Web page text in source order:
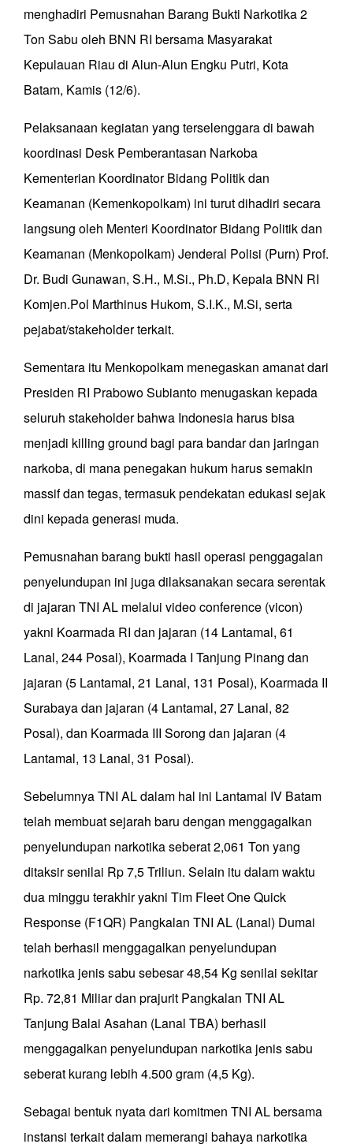
menghadiri Pemusnahan Barang Bukti Narkotika 2
Ton Sabu oleh BNN RI bersama Masyarakat
Kepulauan Riau di Alun-Alun Engku Putri, Kota
Batam, Kamis (12/6).
Pelaksanaan kegiatan yang terselenggara di bawah
koordinasi Desk Pemberantasan Narkoba
Kementerian Koordinator Bidang Politik dan
Keamanan (Kemenkopolkam) ini turut dihadiri secara
langsung oleh Menteri Koordinator Bidang Politik dan
Keamanan (Menkopolkam) Jenderal Polisi (Purn) Prof.
Dr. Budi Gunawan, S.H., M.Si., Ph.D, Kepala BNN RI
Komjen.Pol Marthinus Hukom, S.I.K., M.Si, serta
pejabat/stakeholder terkait.
Sementara itu Menkopolkam menegaskan amanat dari
Presiden RI Prabowo Subianto menugaskan kepada
seluruh stakeholder bahwa Indonesia harus bisa
menjadi killing ground bagi para bandar dan jaringan
narkoba, di mana penegakan hukum harus semakin
massif dan tegas, termasuk pendekatan edukasi sejak
dini kepada generasi muda.
Pemusnahan barang bukti hasil operasi penggagalan
penyelundupan ini juga dilaksanakan secara serentak
di jajaran TNI AL melalui video conference (vicon)
yakni Koarmada RI dan jajaran (14 Lantamal, 61
Lanal, 244 Posal), Koarmada I Tanjung Pinang dan
jajaran (5 Lantamal, 21 Lanal, 131 Posal), Koarmada II
Surabaya dan jajaran (4 Lantamal, 27 Lanal, 82
Posal), dan Koarmada III Sorong dan jajaran (4
Lantamal, 13 Lanal, 31 Posal).
Sebelumnya TNI AL dalam hal ini Lantamal IV Batam
telah membuat sejarah baru dengan menggagalkan
penyelundupan narkotika seberat 2,061 Ton yang
ditaksir senilai Rp 7,5 Triliun. Selain itu dalam waktu
dua minggu terakhir yakni Tim Fleet One Quick
Response (F1QR) Pangkalan TNI AL (Lanal) Dumai
telah berhasil menggagalkan penyelundupan
narkotika jenis sabu sebesar 48,54 Kg senilai sekitar
Rp. 72,81 Miliar dan prajurit Pangkalan TNI AL
Tanjung Balai Asahan (Lanal TBA) berhasil
menggagalkan penyelundupan narkotika jenis sabu
seberat kurang lebih 4.500 gram (4,5 Kg).
Sebagai bentuk nyata dari komitmen TNI AL bersama
instansi terkait dalam memerangi bahaya narkotika